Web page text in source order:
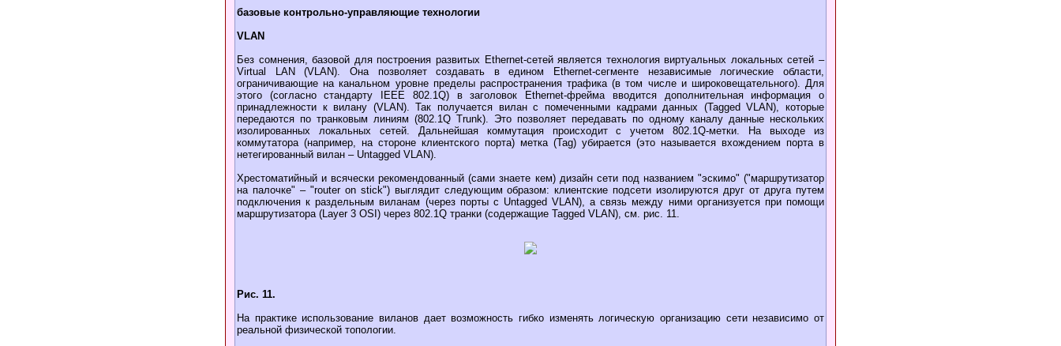
базовые контрольно-управляющие технологии
VLAN
Без сомнения, базовой для построения развитых Ethernet-сетей является технология виртуальных локальных сетей –
Virtual LAN (VLAN). Она позволяет создавать в едином Ethernet-сегменте независимые логические области,
ограничивающие на канальном уровне пределы распространения трафика (в том числе и широковещательного). Для
этого (согласно стандарту IEEE 802.1Q) в заголовок Ethernet-фрейма вводится дополнительная информация о
принадлежности к вилану (VLAN). Так получается вилан с помеченными кадрами данных (Tagged VLAN), которые
передаются по транковым линиям (802.1Q Trunk). Это позволяет передавать по одному каналу данные нескольких
изолированных локальных сетей. Дальнейшая коммутация происходит с учетом 802.1Q-метки. На выходе из
коммутатора (например, на стороне клиентского порта) метка (Tag) убирается (это называется вхождением порта в
нетегированный вилан – Untagged VLAN).
Хрестоматийный и всячески рекомендованный (сами знаете кем) дизайн сети под названием "эскимо" ("маршрутизатор
на палочке" – "router on stick") выглядит следующим образом: клиентские подсети изолируются друг от друга путем
подключения к раздельным виланам (через порты с Untagged VLAN), а связь между ними организуется при помощи
маршрутизатора (Layer 3 OSI) через 802.1Q транки (содержащие Tagged VLAN), см. рис. 11.
Рис. 11.
На практике использование виланов дает возможность гибко изменять логическую организацию сети независимо от
реальной физической топологии.